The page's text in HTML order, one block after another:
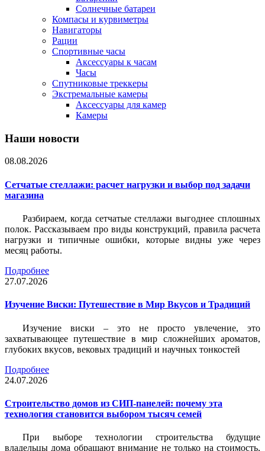
Солнечные батареи
Компасы и курвиметры
Навигаторы
Рации
Спортивные часы
Аксессуары к часам
Часы
Спутниковые треккеры
Экстремальные камеры
Аксессуары для камер
Камеры
Наши новости
08.08.2026
Сетчатые стеллажи: расчет нагрузки и выбор под задачи
магазина
Разбираем, когда сетчатые стеллажи выгоднее сплошных
полок. Рассказываем про виды конструкций, правила расчета
нагрузки и типичные ошибки, которые видны уже через
месяц работы.
Подробнее
27.07.2026
Изучение Виски: Путешествие в Мир Вкусов и Традиций
Изучение виски – это не просто увлечение, это
захватывающее путешествие в мир сложнейших ароматов,
глубоких вкусов, вековых традиций и научных тонкостей
Подробнее
24.07.2026
Строительство домов из СИП-панелей: почему эта
технология становится выбором тысяч семей
При выборе технологии строительства будущие
владельцы дома обращают внимание не только на стоимость,